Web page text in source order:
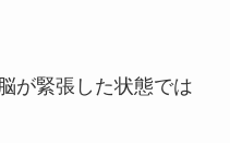
が緊張した状態では